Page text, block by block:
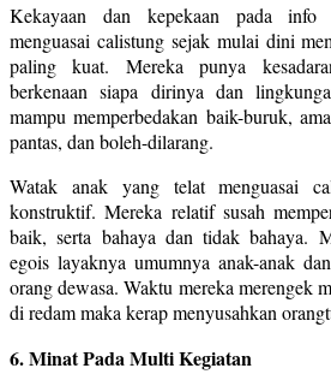
Kekayaan dan kepekaan pada info
menguasai calistung sejak mulai dini
paling kuat. Mereka punya
berkenaan siapa dirinya dan
mampu memperbedakan baik-buruk,
pantas, dan boleh-dilarang.
Watak anak yang telat menguasai
konstruktif. Mereka relatif susah
baik, serta bahaya dan tidak bahaya.
egois layaknya umumnya anak-anak
orang dewasa. Waktu mereka merengek
di redam maka kerap menyusahkan
6. Minat Pada Multi Kegiatan